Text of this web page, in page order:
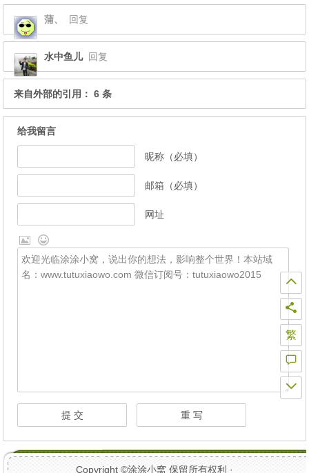
蒲、 回复
水中鱼儿 回复
来自外部的引用： 6 条
给我留言
昵称（必填）
邮箱（必填）
网址
Copyright ©涂涂小窝 保留所有权利 ·
繁